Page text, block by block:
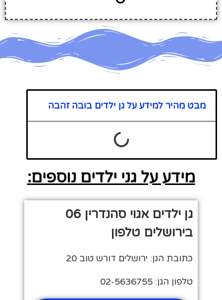
מבט מהיר למידע על גן ילדים בובה זהבה
מידע על גני ילדים נוספים:
גן ילדים אגוי סהנדרין 06
בירושלים טלפון
כתובת הגן: ירושלים דורש טוב 20
טלפון הגן: 02-5636755